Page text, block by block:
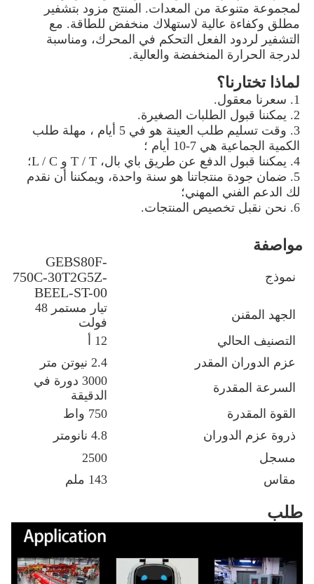
لمجموعة متنوعة من المعدات. المنتج مزود بتشفير
مطلق وكفاءة عالية لاستهلاك منخفض للطاقة. مع
التشفير لردود الفعل التحكم في المحرك، ومناسبة
لدرجة الحرارة المنخفضة والعالية.
لماذا تختارنا؟
1. سعرنا معقول.
2. يمكننا قبول الطلبات الصغيرة.
3. وقت تسليم طلب العينة هو في 5 أيام ، مهلة طلب
الكمية الجماعية هي 7-10 أيام ؛
4. يمكننا قبول الدفع عن طريق باي بال، T / T و L / C؛
5. ضمان جودة منتجاتنا هو سنة واحدة، ويمكننا أن نقدم
لك الدعم الفني المهني؛
6. نحن نقبل تخصيص المنتجات.
مواصفة
نموذج
GEBS80F-
750C-30T2G5Z-
BEEL-ST-00
الجهد المقنن
تيار مستمر 48
فولت
التصنيف الحالي
12 أ
عزم الدوران المقدر
2.4 نيوتن متر
السرعة المقدرة
3000 دورة في
الدقيقة
القوة المقدرة
750 واط
ذروة عزم الدوران
4.8 نانومتر
مسجل
2500
مقاس
143 ملم
طلب